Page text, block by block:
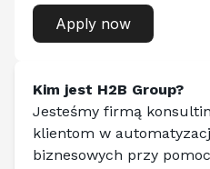
Apply now
Kim jest H2B Group?
Jesteśmy firmą
klientom w
biznesowych przy